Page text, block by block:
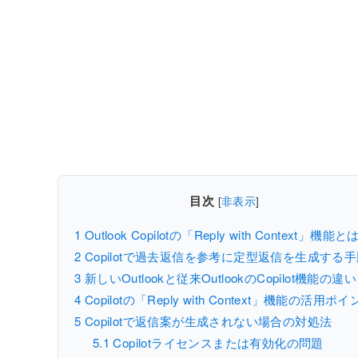
目次 [非表示]
1 Outlook Copilotの「Reply with Context」機能とは
2 Copilotで過去返信を参考に定型返信を生成する
3 新しいOutlookと従来OutlookのCopilot機能の違い
4 Copilotの「Reply with Context」機能の活用ポイ
5 Copilotで返信案が生成されない場合の対処法
5.1 Copilotライセンスまたは有効化の問題